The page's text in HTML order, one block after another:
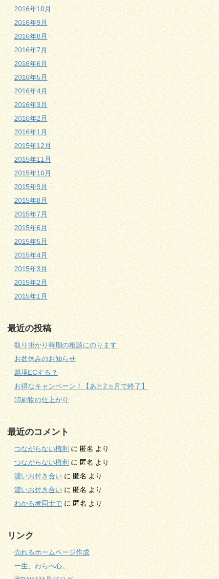
2016年10月
2016年9月
2016年8月
2016年7月
2016年6月
2016年5月
2016年4月
2016年3月
2016年2月
2016年1月
2015年12月
2015年11月
2015年10月
2015年9月
2015年8月
2015年7月
2015年6月
2015年5月
2015年4月
2015年3月
2015年2月
2015年1月
最近の投稿
取り掛かり時期の相談にのります
お盆休みのお知らせ
越境ECする？
お得なキャンペーン！【あと2ヵ月で終了】
印刷物の仕上がり
最近のコメント
つながらない権利に匿名より
つながらない権利に匿名より
濃いお付き合いに匿名より
濃いお付き合いに匿名より
わかる者同士でに匿名より
リンク
売れるホームページ作成
一生、わらべ心。